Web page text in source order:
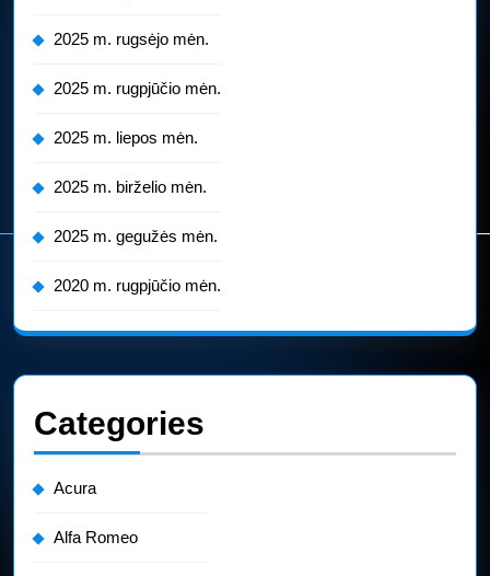
2025 m. rugsėjo mėn.
2025 m. rugpjūčio mėn.
2025 m. liepos mėn.
2025 m. birželio mėn.
2025 m. gegužės mėn.
2020 m. rugpjūčio mėn.
Categories
Acura
Alfa Romeo